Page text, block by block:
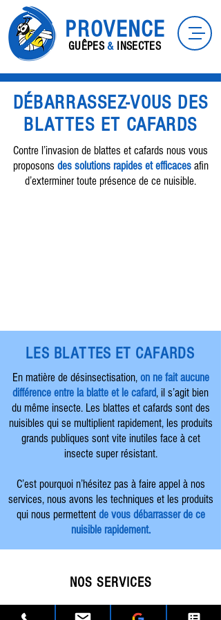
PROVENCE
GUÊPES& INSECTES
DÉBARRASSEZ-VOUS DES
BLATTES ET CAFARDS
Contre l’invasion de blattes et cafards nous vous
proposons des solutions rapides et efficacesafin
d’exterminer toute présence de ce nuisible.
LES BLATTES ET CAFARDS
En matière de désinsectisation, on ne faitaucune
différence entre la blatte et le cafard, il s’agit bien
du même insecte. Les blattes et cafards sont des
nuisibles qui se multiplient rapidement, les produits
grands publiques sont vite inutiles face à cet
insecte super résistant.
C’est pourquoi n’hésitez pas à faire appel à nos
services, nous avons les techniques et les produits
qui nous permettent de vous débarrasser de ce
nuisible rapidement.
NOS SERVICES
Traitement contre les chenilles processionnaires